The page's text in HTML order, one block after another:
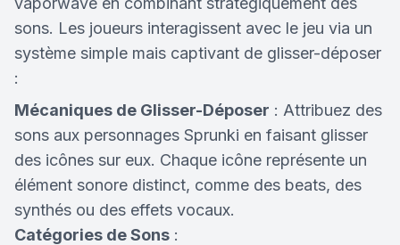
sons. Les joueurs interagissent avec le jeu via un
système simple mais captivant de glisser-déposer
:
Mécaniques de Glisser-Déposer : Attribuez des
sons aux personnages Sprunki en faisant glisser
des icônes sur eux. Chaque icône représente un
élément sonore distinct, comme des beats, des
synthés ou des effets vocaux.
Catégories de Sons :